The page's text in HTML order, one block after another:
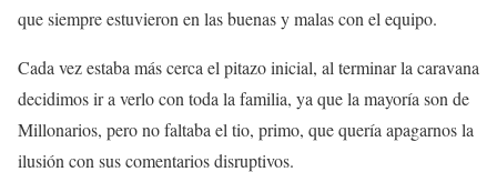
que siempre estuvieron en las buenas y malas con el equipo.
Cada vez estaba más cerca el pitazo inicial, al terminar la caravana
decidimos ir a verlo con toda la familia, ya que la mayoría son de
Millonarios, pero no faltaba el tio, primo, que quería apagarnos la
ilusión con sus comentarios disruptivos.